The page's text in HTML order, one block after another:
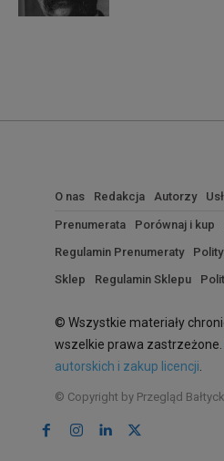
O nas Redakcja Autorzy
Prenumerata Porównaj i kup
Regulamin Prenumeraty
Sklep
Regulamin Sklepu
© Wszystkie materiały
wszelkie prawa zastrzeżone.
autorskich i zakup licencji
© Copyright by Przegląd